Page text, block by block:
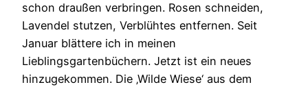
schon draußen verbringen. Rosen schneiden,
Lavendel stutzen, Verblühtes entfernen. Seit
Januar blättere ich in meinen
Lieblingsgartenbüchern. Jetzt ist ein neues
hinzugekommen. Die ‚Wilde Wiese‘ aus dem